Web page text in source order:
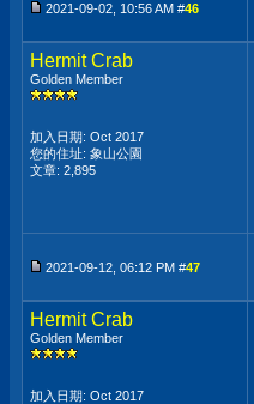
2021-09-02, 10:56 AM #46
Hermit Crab
Golden Member
加入日期: Oct 2017
您的住址: 象山公園
文章: 2,895
2021-09-12, 06:12 PM #47
Hermit Crab
Golden Member
加入日期: Oct 2017